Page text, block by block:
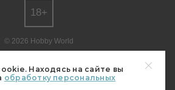
Находясь на сайте вы
обработку персональных
© 2026 Hobby World
редакции.
не совпадать с мнением редакции.
18+